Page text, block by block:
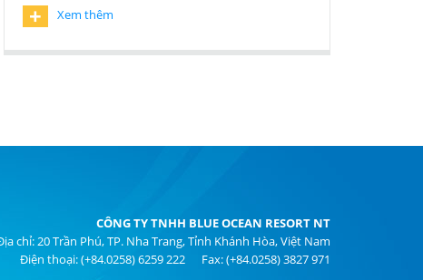
+ Xem thêm
CÔNG TY TNHH BLUE OCEAN RESORT NT
chỉ: 20 Trần Phú, TP. Nha Trang, Tỉnh Khánh Hòa, Việt Nam
Điện thoại: (+84.0258) 6259 222 Fax: (+84.0258) 3827 971